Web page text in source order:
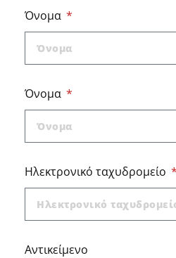
Όνομα
Όνομα
Ηλεκτρονικό ταχυδρομείο
Αντικείμενο